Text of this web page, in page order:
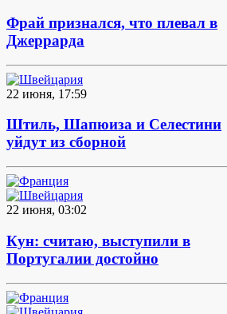
Фрай признался, что плевал в
Джеррарда
22 июня, 17:59
Штиль, Шапюиза и Селестини
уйдут из сборной
22 июня, 03:02
Кун: считаю, выступили в
Португалии достойно